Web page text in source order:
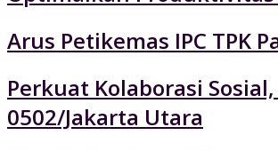
Arus Petikemas IPC TPK
Perkuat Kolaborasi
0502/Jakarta Utara